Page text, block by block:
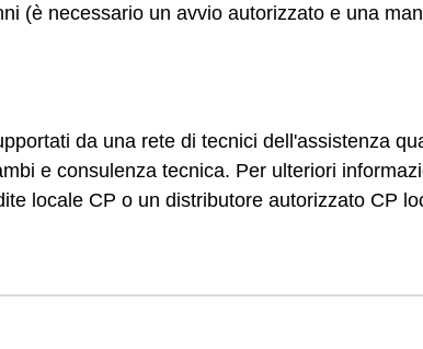
(è necessario un avvio autorizzato e una
da una rete di tecnici dell'assistenza
e consulenza tecnica. Per ulteriori
locale CP o un distributore autorizzato CP